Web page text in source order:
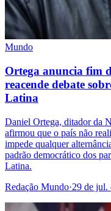
Mundo
Ortega anuncia fim
reacende debate
Latina
Daniel Ortega, ditador da
afirmou que o país não
impede qualquer
padrão democrático dos
Latina.
Redação Mundo·29 de jul.